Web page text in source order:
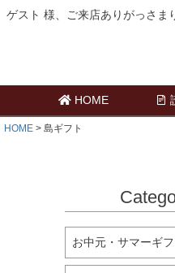
ゲスト 様、ご来店ありがっさま
HOME
HOME 島ギフト
お中元・サマーギフ